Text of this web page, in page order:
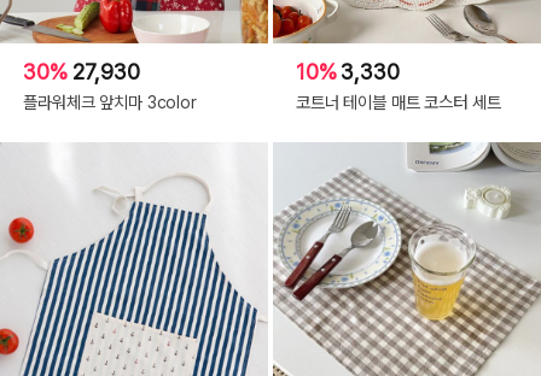
30% 27,930
플라워체크 앞치마 3color
10%3,330
코트너 테이블 매트 코스터 세트